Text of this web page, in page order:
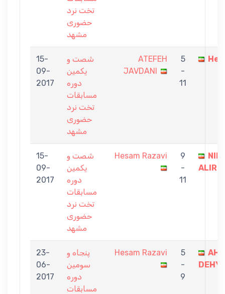
تخت نرد
حضوری
مشهد
15-
09-
2017
شصت و
یکمین
دوره
مسابقات
تخت نرد
حضوری
مشهد
ATEFEH
JAVDANI
5
-
11
15-
09-
2017
شصت و
یکمین
دوره
مسابقات
تخت نرد
حضوری
مشهد
Hesam Razavi
9
-
11
23-
06-
2017
پنجاه و
سومین
دوره
مسابقات
Hesam Razavi
5
-
9